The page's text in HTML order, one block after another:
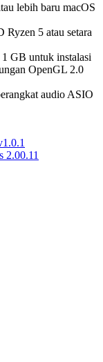
lebih baru macOS
Ryzen 5 atau setara
GB untuk instalasi
OpenGL 2.0
audio ASIO
2.00.11